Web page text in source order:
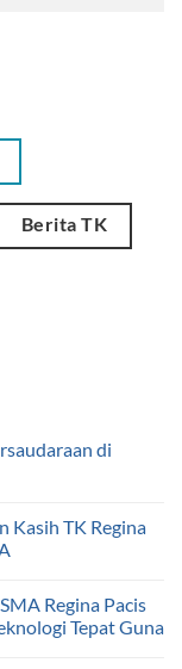
Berita TK
di
Kasih TK Regina
Regina Pacis
Tepat Guna